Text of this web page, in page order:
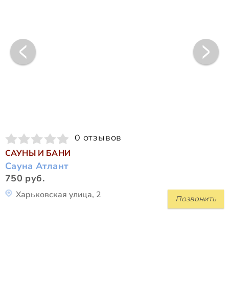
0 отзывов
САУНЫ И БАНИ
Сауна Атлант
750 руб.
Позвонить
Харьковская улица, 2